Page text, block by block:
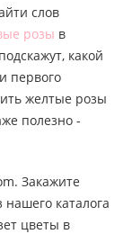
слов
розы в
какой
первого
желтые розы
полезно -
Закажите
каталога
цветы в